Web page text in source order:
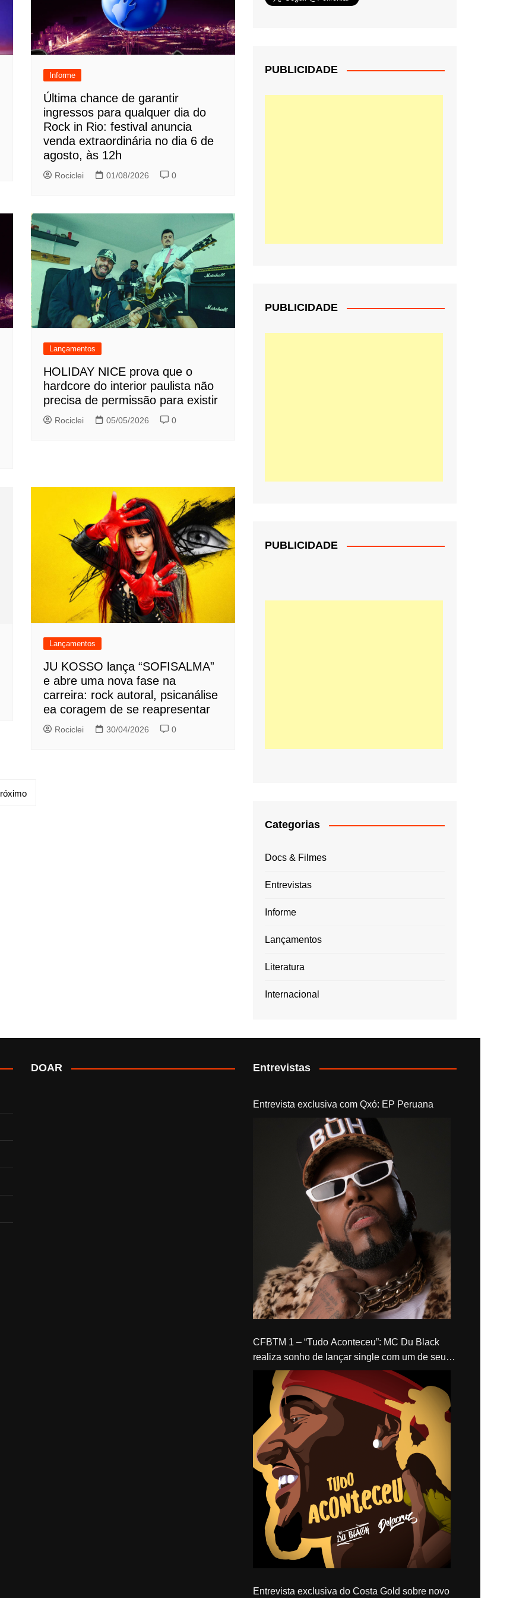
Informe
Última chance de garantir
ingressos para qualquer dia do
Rock in Rio: festival anuncia
venda extraordinária no dia 6 de
agosto, às 12h
Rociclei 01/08/2026 0
Lançamentos
HOLIDAY NICE prova que o
hardcore do interior paulista não
precisa de permissão para existir
Rociclei 05/05/2026 0
Lançamentos
JU KOSSO lança “SOFISALMA”
e abre uma nova fase na
carreira: rock autoral, psicanálise
ea coragem de se reapresentar
Rociclei 30/04/2026 0
PUBLICIDADE
PUBLICIDADE
PUBLICIDADE
Categorias
Docs & Filmes
Entrevistas
Informe
Lançamentos
Literatura
Internacional
DOAR Entrevistas
Entrevista exclusiva com Qxó: EP Peruana
CFBTM 1 – “Tudo Aconteceu”: MC Du Black
realiza sonho de lançar single com um de seus
ídolos, Delacruz
Entrevista exclusiva do Costa Gold sobre novo